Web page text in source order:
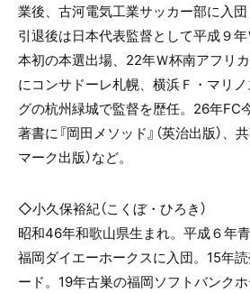
業後、古河電気工業サッカー部に入団
引退後は日本代表監督として平成９
本初の本選出場、22年Ｗ杯南アフリ
にコンサドーレ札幌、横浜Ｆ・マリ
グの杭州緑城で監督を歴任。26年FC
著書に『岡田メソッド』（英治出版）、
マーク出版）など。
◇小久保裕紀（こくぼ・ひろき）
昭和46年和歌山県生まれ。平成６年
福岡ダイエーホークスに入団。15年
ード。19年古巣の福岡ソフトバンク